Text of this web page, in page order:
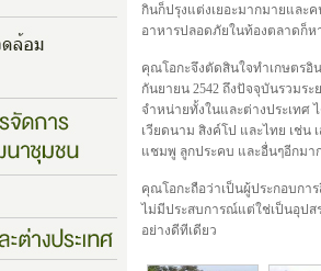
กินก็ปรุงแต่งเยอะมากมายและ
อาหารปลอดภัยในท้องตลาดก็ห
คุณโอกะจึงตัดสินใจทำเกษตรอิ
กันยายน 2542 ถึงปัจจุบันรวมร
จำหน่ายทั้งในและต่างประเทศ
เวียดนาม สิงค์โป และไทย เช่น
แชมพู ลูกประคบ และอื่นๆอีกมา
คุณโอกะถือว่าเป็นผู้ประกอบกา
ไม่มีประสบการณ์แต่ใช่เป็นอุปส
อย่างดีทีเดียว